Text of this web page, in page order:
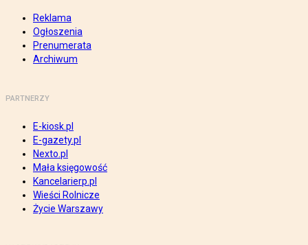
Reklama
Ogłoszenia
Prenumerata
Archiwum
PARTNERZY
E-kiosk.pl
E-gazety.pl
Nexto.pl
Mała księgowość
Kancelarierp.pl
Wieści Rolnicze
Życie Warszawy